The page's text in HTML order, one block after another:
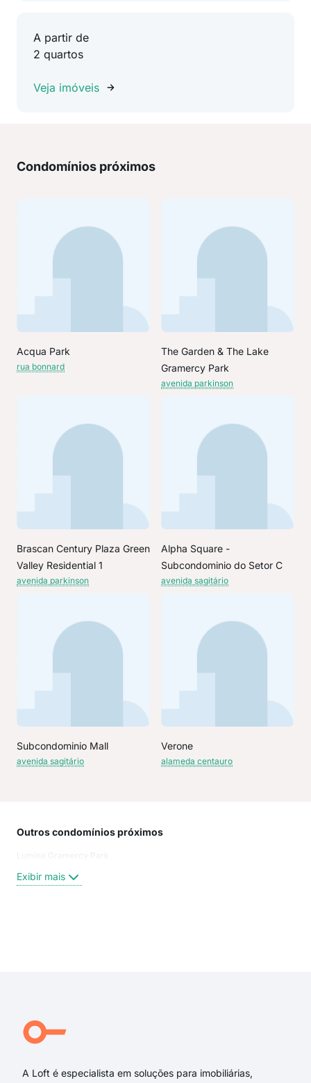
A partir de
2 quartos
Veja imóveis
Condomínios próximos
Acqua Park
rua bonnard
The Garden & The Lake
Gramercy Park
avenida parkinson
Brascan Century Plaza Green
Valley Residential 1
avenida parkinson
Alpha Square -
Subcondominio do Setor C
avenida sagitário
Subcondominio Mall
avenida sagitário
Verone
alameda centauro
Outros condomínios próximos
Lumina Gramercy Park
Exibir mais
A Loft é especialista em soluções para imobiliárias,